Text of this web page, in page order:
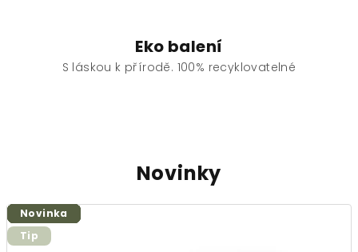
Eko balení
S láskou k přírodě. 100% recyklovatelné
Novinky
Novinka
Novinka
Novinka
Novinka
Tip
Novinka
Novinka